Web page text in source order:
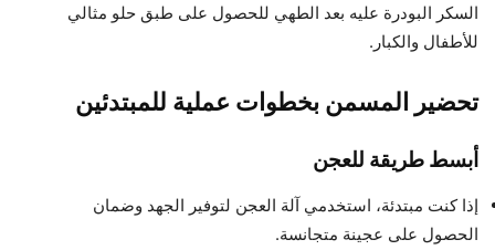
السكر البودرة عليه بعد الطهي للحصول على طبق حلو مثالي
للأطفال والكبار.
تحضير المسمن بخطوات عملية للمبتدئين
أبسط طريقة للعجن
إذا كنت مبتدئة، استخدمي آلة العجن لتوفير الجهد وضمان
الحصول على عجينة متجانسة.